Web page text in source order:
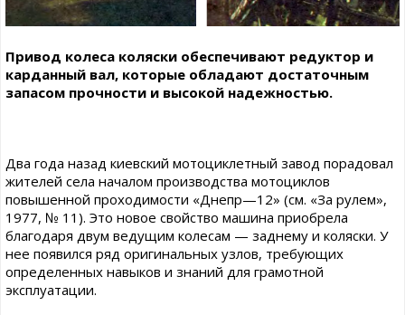
Привод колеса коляски обеспечивают редуктор и
карданный вал, которые обладают достаточным
запасом прочности и высокой надежностью.
Два года назад киевский мотоциклетный завод порадовал
жителей села началом производства мотоциклов
повышенной проходимости «Днепр—12» (см. «За рулем»,
1977, № 11). Это новое свойство машина приобрела
благодаря двум ведущим колесам — заднему и коляски. У
нее появился ряд оригинальных узлов, требующих
определенных навыков и знаний для грамотной
эксплуатации.